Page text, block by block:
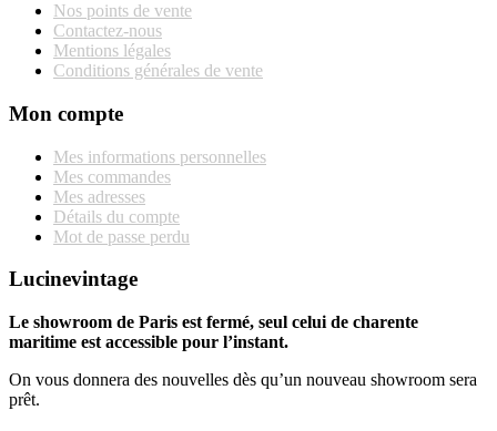
Nos points de vente
Contactez-nous
Mentions légales
Conditions générales de vente
Mon compte
Mes informations personnelles
Mes commandes
Mes adresses
Détails du compte
Mot de passe perdu
Lucinevintage
Le showroom de Paris est fermé, seul celui de charente
maritime est accessible pour l’instant.
On vous donnera des nouvelles dès qu’un nouveau showroom sera
prêt.